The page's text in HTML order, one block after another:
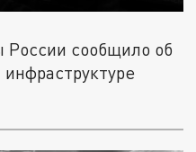
России сообщило об